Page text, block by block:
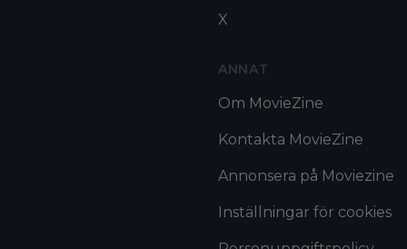
X
ANNAT
Om MovieZine
Kontakta MovieZine
Annonsera på Moviezine
Inställningar för cookies